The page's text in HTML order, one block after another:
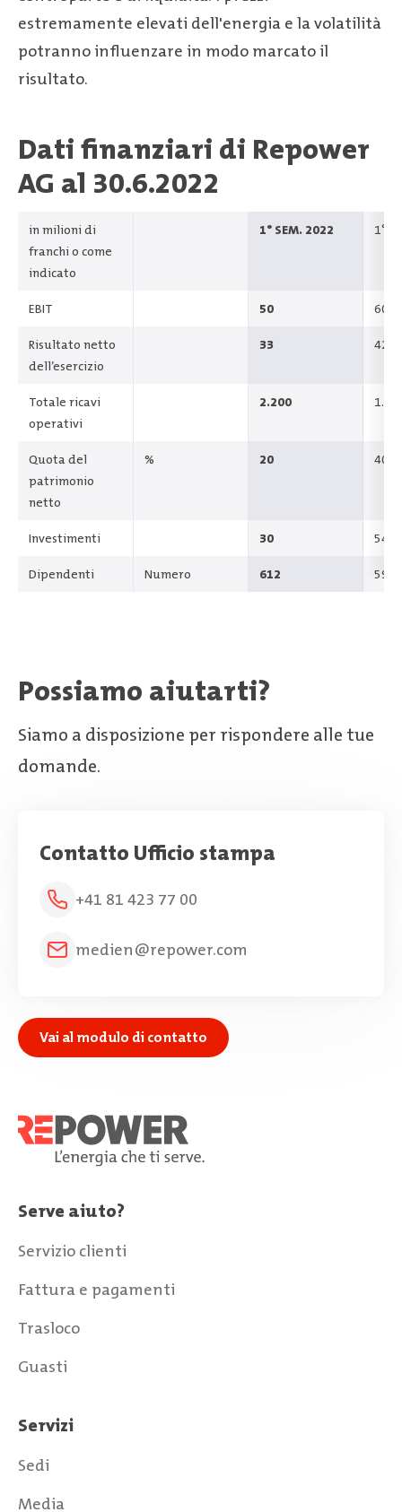
estremamente elevati dell'energia e la volatilità
potranno influenzare in modo marcato il
risultato.
Dati finanziari di Repower
AG al 30.6.2022
in milioni di
franchi o come
indicato
1° SEM. 2022 1°
EBIT 50 60
Risultato netto
dell’esercizio
33 42
Totale ricavi
operativi
2.200
Quota del
patrimonio
netto
% 20 40
Investimenti 30 54
Dipendenti Numero 612 594
Possiamo aiutarti?
Siamo a disposizione per rispondere alle tue
domande.
Contatto Ufficio stampa
+41 81 423 77 00
medien@repower.com
Vai al modulo di contatto
Serve aiuto?
Servizio clienti
Fattura e pagamenti
Trasloco
Guasti
Servizi
Sedi
Media